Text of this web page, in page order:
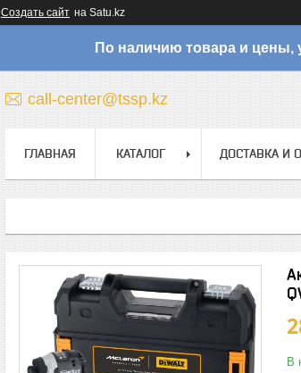
Создать сайт на Satu.kz
По наличию товара и цены,
call-center@tssp.kz
ГЛАВНАЯ КАТАЛОГ ДОСТАВКА И
В